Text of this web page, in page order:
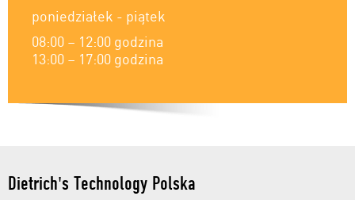
poniedziałek - piątek
08:00 – 12:00 godzina
13:00 – 17:00 godzina
Dietrich's Technology Polska